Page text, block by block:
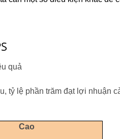
quả
tỷ lệ phần trăm đạt lợi nhuận
Cao